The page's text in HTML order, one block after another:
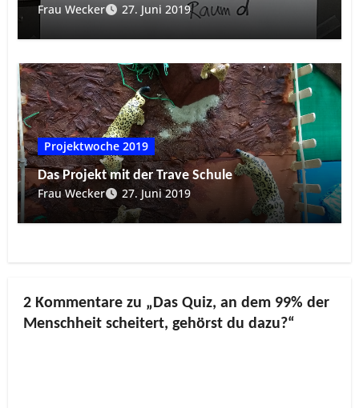
Frau Wecker
27. Juni 2019
Projektwoche 2019
Das Projekt mit der Trave Schule
Frau Wecker
27. Juni 2019
2 Kommentare zu „Das Quiz, an dem 99% der
Menschheit scheitert, gehörst du dazu?“